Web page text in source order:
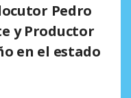
Pedro
y Productor
en el estado